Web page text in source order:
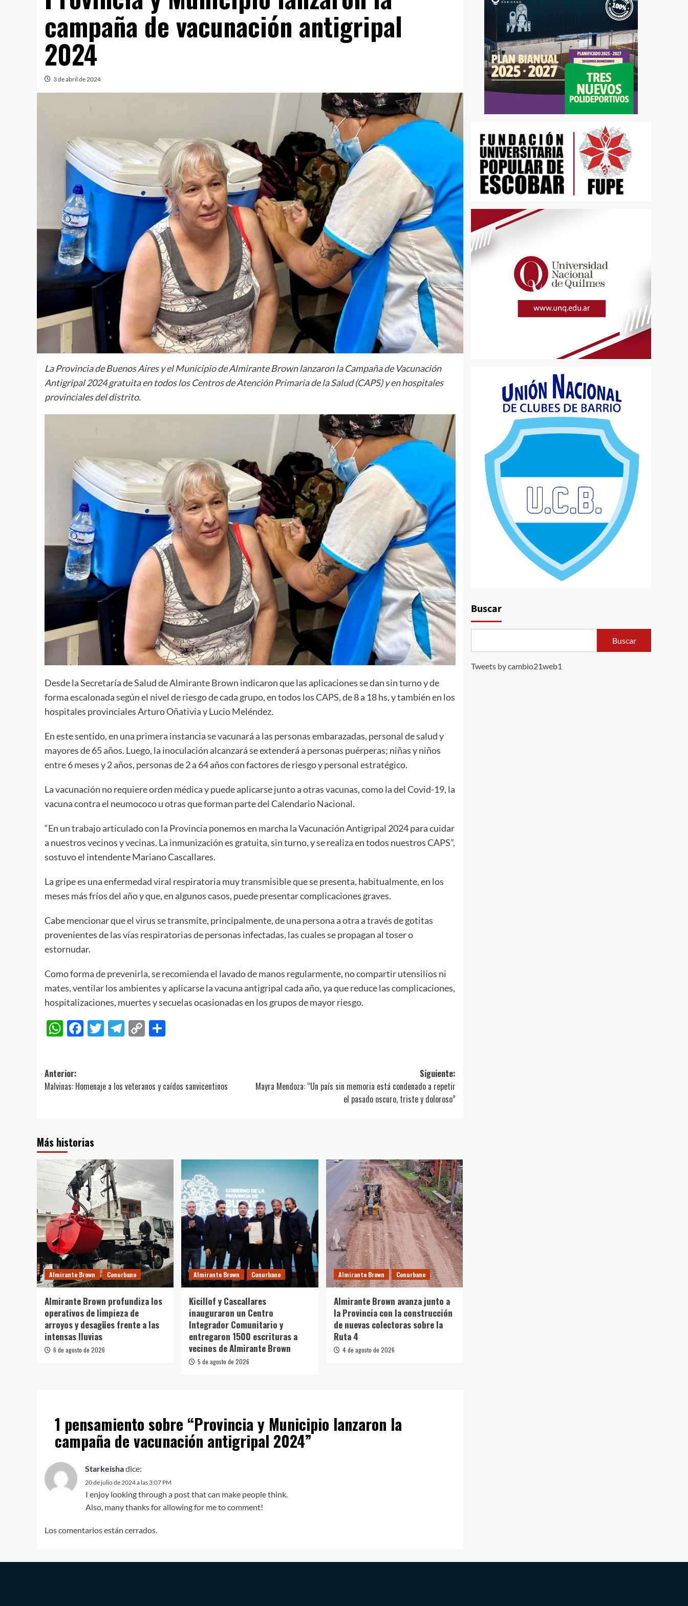
campaña de vacunación antigripal
2024
3 de abril de 2024
La Provincia de Buenos Aires y el Municipio de Almirante Brown lanzaron la Campaña de Vacunación
Antigripal 2024 gratuita en todos los Centros de Atención Primaria de la Salud (CAPS) y en hospitales
provinciales del distrito.
Desde la Secretaría de Salud de Almirante Brown indicaron que las aplicaciones se dan sin turno y de
forma escalonada según el nivel de riesgo de cada grupo, en todos los CAPS, de 8 a 18 hs, y también en los
hospitales provinciales Arturo Oñativia y Lucio Meléndez.
En este sentido, en una primera instancia se vacunará a las personas embarazadas, personal de salud y
mayores de 65 años. Luego, la inoculación alcanzará se extenderá a personas puérperas; niñas y niños
entre 6 meses y 2 años, personas de 2 a 64 años con factores de riesgo y personal estratégico.
La vacunación no requiere orden médica y puede aplicarse junto a otras vacunas, como la del Covid-19, la
vacuna contra el neumococo u otras que forman parte del Calendario Nacional.
“En un trabajo articulado con la Provincia ponemos en marcha la Vacunación Antigripal 2024 para cuidar
a nuestros vecinos y vecinas. La inmunización es gratuita, sin turno, y se realiza en todos nuestros CAPS”,
sostuvo el intendente Mariano Cascallares.
La gripe es una enfermedad viral respiratoria muy transmisible que se presenta, habitualmente, en los
meses más fríos del año y que, en algunos casos, puede presentar complicaciones graves.
Cabe mencionar que el virus se transmite, principalmente, de una persona a otra a través de gotitas
provenientes de las vías respiratorias de personas infectadas, las cuales se propagan al toser o
estornudar.
Como forma de prevenirla, se recomienda el lavado de manos regularmente, no compartir utensilios ni
mates, ventilar los ambientes y aplicarse la vacuna antigripal cada año, ya que reduce las complicaciones,
hospitalizaciones, muertes y secuelas ocasionadas en los grupos de mayor riesgo.
WhatsApp
Facebook
Twitter
Telegram
Copy
Navegación
de
Anterior:
Malvinas: Homenaje a los veteranos y caídos sanvicentinos
Siguiente:
Mayra Mendoza: “Un país sin memoria está condenado a repetir
el pasado oscuro, triste y doloroso”
Más historias
Almirante Brown Conurbano
Almirante Brown profundiza los
operativos de limpieza de
arroyos y desagües frente a las
intensas lluvias
6 de agosto de 2026
Almirante Brown Conurbano
Kicillof y Cascallares
inauguraron un Centro
Integrador Comunitario y
entregaron 1500 escrituras a
vecinos de Almirante Brown
5 de agosto de 2026
Almirante Brown Conurbano
Almirante Brown avanza junto a
la Provincia con la construcción
de nuevas colectoras sobre la
Ruta 4
4 de agosto de 2026
1 pensamiento sobre “Provincia y Municipio lanzaron la
campaña de vacunación antigripal 2024”
Starkeishadice:
20 de julio de 2024 a las 3:07 PM
I enjoy looking through a post that can make people think.
Also, many thanks for allowing for me to comment!
Los comentarios están cerrados.
Buscar
Buscar
Tweets by cambio21web1